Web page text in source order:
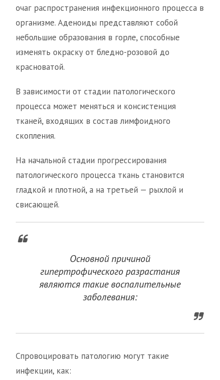
очаг распространения инфекционного процесса в
организме. Аденоиды представляют собой
небольшие образования в горле, способные
изменять окраску от бледно-розовой до
красноватой.
В зависимости от стадии патологического
процесса может меняться и консистенция
тканей, входящих в состав лимфоидного
скопления.
На начальной стадии прогрессирования
патологического процесса ткань становится
гладкой и плотной, а на третьей — рыхлой и
свисающей.
Основной причиной
гипертрофического разрастания
являются такие воспалительные
заболевания:
Спровоцировать патологию могут такие
инфекции, как: